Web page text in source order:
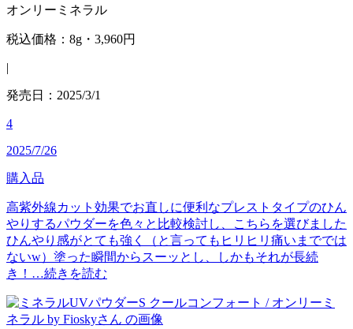
オンリーミネラル
税込価格：8g・3,960円
|
発売日：2025/3/1
4
2025/7/26
購入品
高紫外線カット効果でお直しに便利なプレストタイプのひん
やりするパウダーを色々と比較検討し、こちらを選びました
ひんやり感がとても強く（と言ってもヒリヒリ痛いまででは
ないw）塗った瞬間からスーッとし、しかもそれが長続
き！…続きを読む